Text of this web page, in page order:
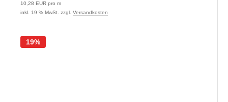
10,28 EUR pro m
inkl. 19 % MwSt. zzgl. Versandkosten
19%